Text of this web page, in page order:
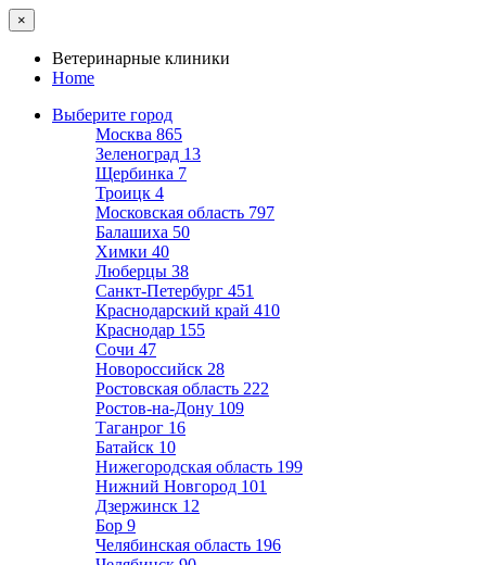
×
Ветеринарные клиники
Home
Выберите город
Москва 865
Зеленоград 13
Щербинка 7
Троицк 4
Московская область 797
Балашиха 50
Химки 40
Люберцы 38
Санкт-Петербург 451
Краснодарский край 410
Краснодар 155
Сочи 47
Новороссийск 28
Ростовская область 222
Ростов-на-Дону 109
Таганрог 16
Батайск 10
Нижегородская область 199
Нижний Новгород 101
Дзержинск 12
Бор 9
Челябинская область 196